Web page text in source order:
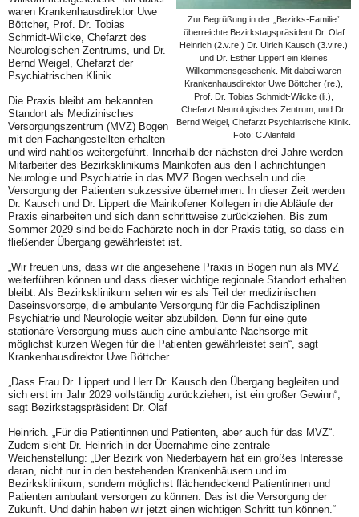
Zur Begrüßung in der „Bezirks-Familie“
überreichte Bezirkstagspräsident Dr. Olaf
Heinrich (2.v.re.) Dr. Ulrich Kausch (3.v.re.)
und Dr. Esther Lippert ein kleines
Willkommensgeschenk. Mit dabei waren
Krankenhausdirektor Uwe Böttcher (re.),
Prof. Dr. Tobias Schmidt-Wilcke (li.),
Chefarzt Neurologisches Zentrum, und Dr.
Bernd Weigel, Chefarzt Psychiatrische Klinik.
Foto: C.Alenfeld
waren Krankenhausdirektor Uwe
Böttcher, Prof. Dr. Tobias
Schmidt-Wilcke, Chefarzt des
Neurologischen Zentrums, und Dr.
Bernd Weigel, Chefarzt der
Psychiatrischen Klinik.
Die Praxis bleibt am bekannten
Standort als Medizinisches
Versorgungszentrum (MVZ) Bogen
mit den Fachangestellten erhalten
und wird nahtlos weitergeführt. Innerhalb der nächsten drei Jahre werden
Mitarbeiter des Bezirksklinikums Mainkofen aus den Fachrichtungen
Neurologie und Psychiatrie in das MVZ Bogen wechseln und die
Versorgung der Patienten sukzessive übernehmen. In dieser Zeit werden
Dr. Kausch und Dr. Lippert die Mainkofener Kollegen in die Abläufe der
Praxis einarbeiten und sich dann schrittweise zurückziehen. Bis zum
Sommer 2029 sind beide Fachärzte noch in der Praxis tätig, so dass ein
fließender Übergang gewährleistet ist.
„Wir freuen uns, dass wir die angesehene Praxis in Bogen nun als MVZ
weiterführen können und dass dieser wichtige regionale Standort erhalten
bleibt. Als Bezirksklinikum sehen wir es als Teil der medizinischen
Daseinsvorsorge, die ambulante Versorgung für die Fachdisziplinen
Psychiatrie und Neurologie weiter abzubilden. Denn für eine gute
stationäre Versorgung muss auch eine ambulante Nachsorge mit
möglichst kurzen Wegen für die Patienten gewährleistet sein“, sagt
Krankenhausdirektor Uwe Böttcher.
„Dass Frau Dr. Lippert und Herr Dr. Kausch den Übergang begleiten und
sich erst im Jahr 2029 vollständig zurückziehen, ist ein großer Gewinn“,
sagt Bezirkstagspräsident Dr. Olaf
Heinrich. „Für die Patientinnen und Patienten, aber auch für das MVZ“.
Zudem sieht Dr. Heinrich in der Übernahme eine zentrale
Weichenstellung: „Der Bezirk von Niederbayern hat ein großes Interesse
daran, nicht nur in den bestehenden Krankenhäusern und im
Bezirksklinikum, sondern möglichst flächendeckend Patientinnen und
Patienten ambulant versorgen zu können. Das ist die Versorgung der
Zukunft. Und dahin haben wir jetzt einen wichtigen Schritt tun können.“